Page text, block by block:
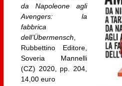
da Napoleone agli
Avengers: la
fabbrica
dell’Übermensch
Rubbettino Editore,
Soveria Mannelli
(CZ) 2020, pp. 204,
14,00 euro